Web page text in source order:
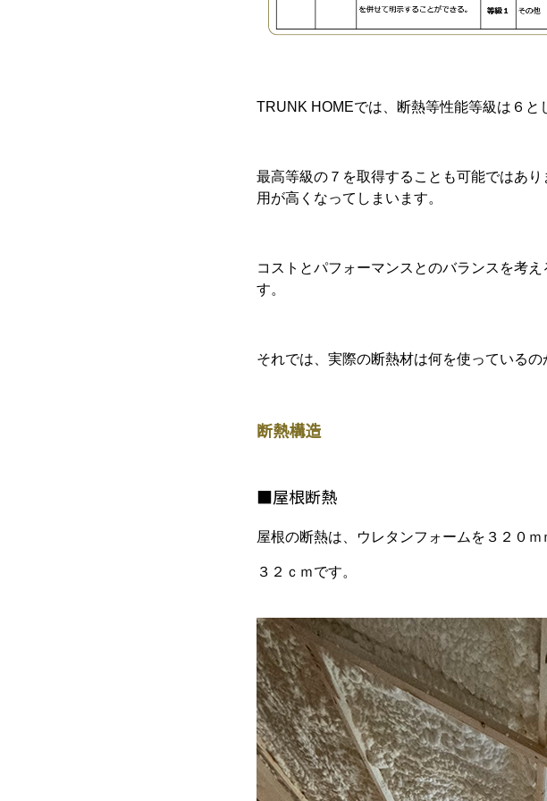
TRUNK HOMEでは、断熱等性能等級は６と
最高等級の７を取得することも可能ではあ
用が高くなってしまいます。
コストとパフォーマンスとのバランスを考
す。
それでは、実際の断熱材は何を使っている
断熱構造
■屋根断熱
屋根の断熱は、ウレタンフォームを３２０ｍ
３２ｃｍです。